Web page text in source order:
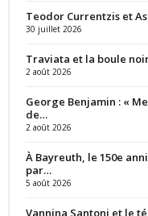
Teodor Currentzis et
30 juillet 2026
Traviata et la boule
2 août 2026
George Benjamin : «
de…
2 août 2026
À Bayreuth, le 150e
par…
5 août 2026
Vannina Santoni et le